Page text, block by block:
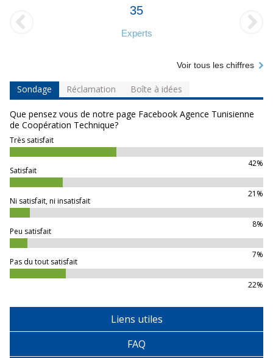
35
Experts
Voir tous les chiffres
Sondage Réclamation Boîte à idées
Que pensez vous de notre page Facebook Agence Tunisienne
de Coopération Technique?
Très satisfait
42%
Satisfait
21%
Ni satisfait, ni insatisfait
8%
Peu satisfait
7%
Pas du tout satisfait
22%
Liens utiles
FAQ